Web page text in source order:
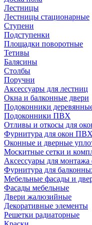
Лестницы
Лестницы стационарные
Ступени
Подступенки
Площадки поворотные
Тетивы
Балясины
Столбы
Поручни
Аксессуары для лестниц
Окна и балконные двери
Подоконники
Подоконники ПВХ
Отливы и откосы для
Фурнитура для окон ПВХ
Оконные и дверные
Москитные сетки и
Аксессуары для монтажа
Фурнитура для
Мебельные фасады и
Фасады мебельные
Двери жалюзийные
Декоративные элементы
Решетки радиаторные